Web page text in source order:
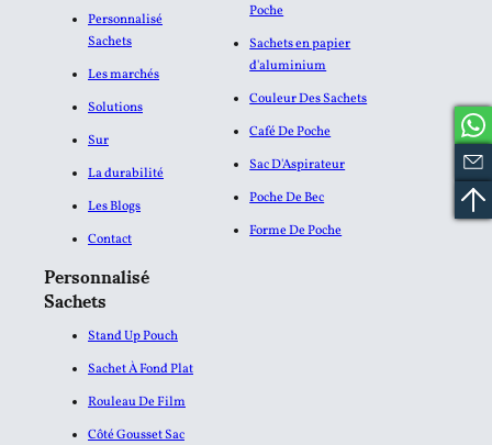
Personnalisé
Sachets
Les marchés
Solutions
Sur
La durabilité
Les Blogs
Contact
Poche
Sachets en papier
d'aluminium​
Couleur Des Sachets
Café De Poche
Sac D'Aspirateur
Poche De Bec
Forme De Poche
Personnalisé
Sachets
Stand Up Pouch
Sachet À Fond Plat
Rouleau De Film
Côté Gousset Sac